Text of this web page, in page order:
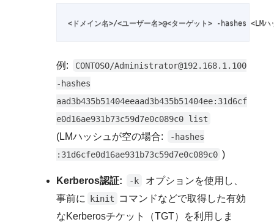
<ドメイン名>/<ユーザー名>@<ターゲット> -hashes <LM
例:
CONTOSO/Administrator@192.168.1.100
-hashes
aad3b435b51404eeaad3b435b51404ee:31d6cf
e0d16ae931b73c59d7e0c089c0 list
(LMハッシュが空の場合:
-hashes
:31d6cfe0d16ae931b73c59d7e0c089c0 )
Kerberos認証: -k
オプションを使用し、
事前に
kinit
コマンドなどで取得した有効
なKerberosチケット（TGT）を利用しま